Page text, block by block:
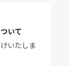
いて
いたしま